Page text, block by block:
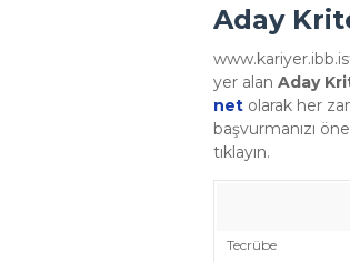
Aday
yer alan Aday
net olarak her
başvurmanızı
tıklayın.
Tecrübe